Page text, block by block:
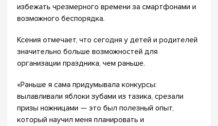
избежать чрезмерного времени за смартфонами и
возможного беспорядка.
Ксения отмечает, что сегодня у детей и родителей
значительно больше возможностей для
организации праздника, чем раньше.
«Раньше я сама придумывала конкурсы:
вылавливали яблоки зубами из тазика, срезали
призы ножницами — это был полезный опыт,
который научил меня планировать и